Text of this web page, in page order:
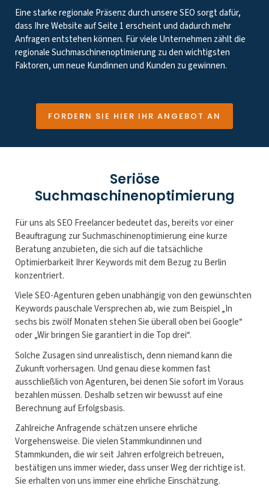
Eine starke regionale Präsenz durch unsere SEO sorgt dafür,
dass Ihre Website auf Seite 1 erscheint und dadurch mehr
Anfragen entstehen können. Für viele Unternehmen zählt die
regionale Suchmaschinenoptimierung zu den wichtigsten
Faktoren, um neue Kundinnen und Kunden zu gewinnen.
FORDERN SIE HIER IHR ANGEBOT AN
Seriöse
Suchmaschinenoptimierung
Für uns als SEO Freelancer bedeutet das, bereits vor einer
Beauftragung zur Suchmaschinenoptimierung eine kurze
Beratung anzubieten, die sich auf die tatsächliche
Optimierbarkeit Ihrer Keywords mit dem Bezug zu Berlin
konzentriert.
Viele SEO-Agenturen geben unabhängig von den gewünschten
Keywords pauschale Versprechen ab, wie zum Beispiel „In
sechs bis zwölf Monaten stehen Sie überall oben bei Google“
oder „Wir bringen Sie garantiert in die Top drei“.
Solche Zusagen sind unrealistisch, denn niemand kann die
Zukunft vorhersagen. Und genau diese kommen fast
ausschließlich von Agenturen, bei denen Sie sofort im Voraus
bezahlen müssen. Deshalb setzen wir bewusst auf eine
Berechnung auf Erfolgsbasis.
Zahlreiche Anfragende schätzen unsere ehrliche
Vorgehensweise. Die vielen Stammkundinnen und
Stammkunden, die wir seit Jahren erfolgreich betreuen,
bestätigen uns immer wieder, dass unser Weg der richtige ist.
Sie erhalten von uns immer eine ehrliche Einschätzung.